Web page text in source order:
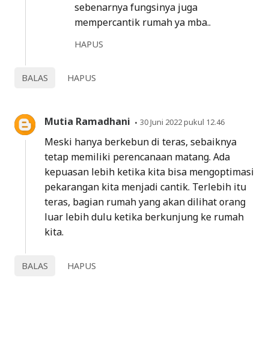
BALAS HAPUS
sebenarnya fungsinya juga
mempercantik rumah ya mba..
HAPUS
Mutia Ramadhani 30 Juni 2022 pukul 12.46
Meski hanya berkebun di teras, sebaiknya
tetap memiliki perencanaan matang. Ada
kepuasan lebih ketika kita bisa mengoptimasi
pekarangan kita menjadi cantik. Terlebih itu
teras, bagian rumah yang akan dilihat orang
luar lebih dulu ketika berkunjung ke rumah
kita.
BALAS HAPUS